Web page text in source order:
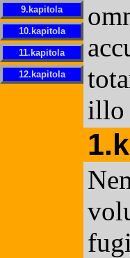
9.kapitola
10.kapitola
11.kapitola
12.kapitola
illo